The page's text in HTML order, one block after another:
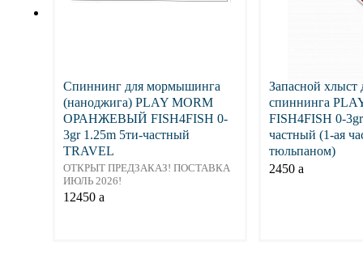
Спиннинг для мормышинга
(наноджига) PLAY MORM
ОРАНЖЕВЫЙ FISH4FISH 0-
3gr 1.25m 5ти-частный
TRAVEL
ОТКРЫТ ПРЕДЗАКАЗ! ПОСТАВКА
ИЮЛЬ 2026!
12450 a
Запасной хлыст
спиннинга
FISH4FISH 0-
частный (1-ая
тюльпаном)
2450 a